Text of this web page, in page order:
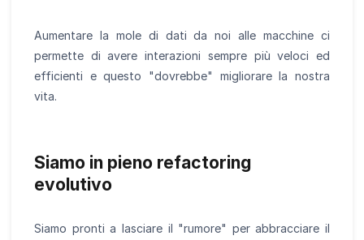
Aumentare la mole di dati da noi alle macchine ci
permette di avere interazioni sempre più veloci ed
efficienti e questo "dovrebbe" migliorare la nostra
vita.
Siamo in pieno refactoring
evolutivo
Siamo pronti a lasciare il "rumore" per abbracciare il